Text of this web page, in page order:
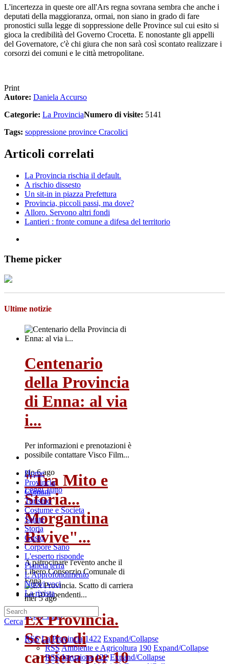
L'incertezza in queste ore all'Ars regna sovrana sembra che anche i
deputati della maggioranza, ormai, non siano in grado di fare
pronostici sulla legge di soppressione delle Province sul cui esito si
gioca la credibilità del Governo Crocetta. E nonostante gli appelli
del Governatore, c'è chi giura che non sarà così scontato realizzare i
corsorzi dei comuni e le città metropolitane.
Print
Autore: Daniela Accurso
Categorie: La ProvinciaNumero di visite: 5141
Tags: soppressione province Cracolici
Articoli correlati
La Provincia rischia il default.
A rischio dissesto
Un sit-in in piazza Prefettura
Provincia, piccoli passi, ma dove?
Alloro. Servono altri fondi
Lantieri : fronte comune a difesa del territorio
Theme picker
Ultime notizie
Centenario
della Provincia
di Enna: al via
i...
Per informazioni e prenotazioni è
possibile contattare Visco Film...
gio 6 ago
Leggi Tutto
"Tra Mito e
Storia...
Morgantina
Rivive"...
A patrocinare l'evento anche il
Libero Consorzio Comunale di
Enna
mer 5 ago
Leggi Tutto
Ex Provincia.
Scatto di
carriera per 10
Home
Provincia
Comuni
Turismo
Costume e Societa
Salute
Storia
Gusto
Corpore Sano
L'esperto risponde
Pianeta terra
L'Approfondimento
Nuovi voci
La rivista
Cerca
RSS La Provincia 1422 Expand/Collapse
RSSAmbiente e Agricoltura 190 Expand/Collapse
RSS Istruzione 122 Expand/Collapse